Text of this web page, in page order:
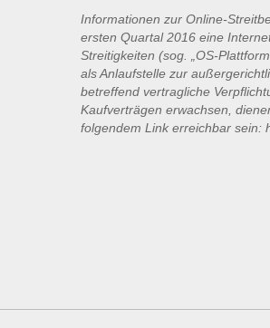
Informationen zur Online-
ersten Quartal 2016 eine
Streitigkeiten (sog. „OS-
als Anlaufstelle zur
betreffend vertragliche
Kaufverträgen erwachsen,
folgendem Link erreichbar sein: